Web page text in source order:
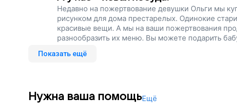
Недавно на пожертвование девушки Ольги мы
рисунком для дома престарелых. Одинокие
красивые вещи. А мы на ваши пожертвования
разнообразить их меню. Вы можете подарить
Показать ещё
Нужна ваша помощьЕщё